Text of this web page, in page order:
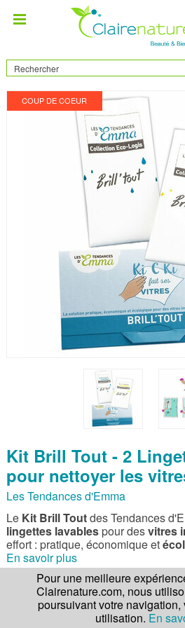
COUP DE COEUR
Kit Brill Tout - 2
pour nettoyer les
Les Tendances d'Emma
Le Kit Brill Toutdes Tendances
lingettes lavablespour desvitres
effort : pratique, économique et
En savoir plus
Note : Lire les 2 avis
de fidélité !
Pour une meilleure
Clairenature.com, nous
poursuivant votre
utilisation. En